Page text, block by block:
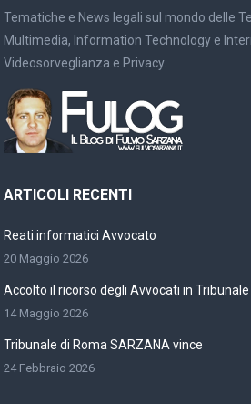
Tematiche e News legali sul mondo delle
Multimedia, Information Technology e
Videosorveglianza e Privacy.
ARTICOLI RECENTI
Reati informatici Avvocato
20 Maggio 2026
Accolto il ricorso degli Avvocati in Tribunale
14 Maggio 2026
Tribunale di Roma SARZANA vince
24 Febbraio 2026